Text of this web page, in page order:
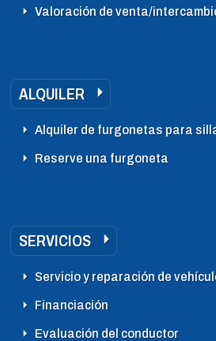
Valoración de venta/
ALQUILER
Alquiler de furgonetas para
Reserve una furgoneta
SERVICIOS
Servicio y reparación de
Financiación
Evaluación del conductor